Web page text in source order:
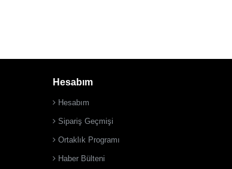
Hesabım
Hesabım
Sipariş Geçmişi
Ortaklık Programı
Haber Bülteni